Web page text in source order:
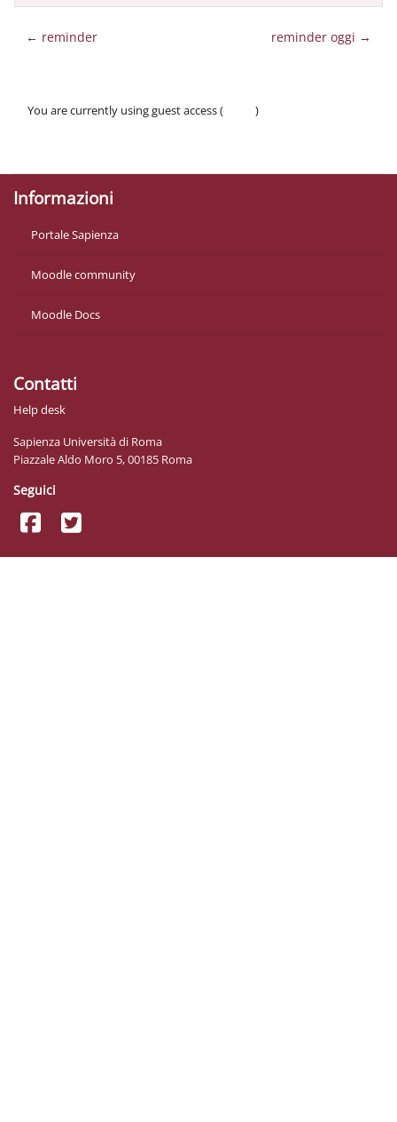
← reminder reminder oggi →
You are currently using guest access (
)
Informazioni
Portale Sapienza
Moodle community
Moodle Docs
Contatti
Help desk
Sapienza Università di Roma
Piazzale Aldo Moro 5, 00185 Roma
Seguici